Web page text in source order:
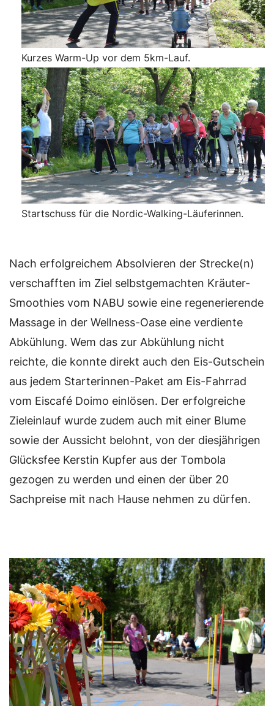
Kurzes Warm-Up vor dem 5km-Lauf.
Startschuss für die Nordic-Walking-Läuferinnen.
Nach erfolgreichem Absolvieren der Strecke(n)
verschafften im Ziel selbstgemachten Kräuter-
Smoothies vom NABU sowie eine regenerierende
Massage in der Wellness-Oase eine verdiente
Abkühlung. Wem das zur Abkühlung nicht
reichte, die konnte direkt auch den Eis-Gutschein
aus jedem Starterinnen-Paket am Eis-Fahrrad
vom Eiscafé Doimo einlösen. Der erfolgreiche
Zieleinlauf wurde zudem auch mit einer Blume
sowie der Aussicht belohnt, von der diesjährigen
Glücksfee Kerstin Kupfer aus der Tombola
gezogen zu werden und einen der über 20
Sachpreise mit nach Hause nehmen zu dürfen.